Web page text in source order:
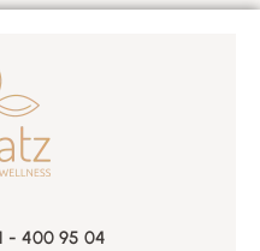
- 400 95 04